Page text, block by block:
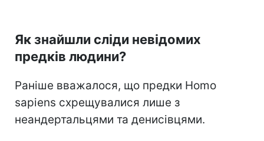
Як знайшли сліди невідомих
предків людини?
Раніше вважалося, що предки Homo
sapiens схрещувалися лише з
неандертальцями та денисівцями.